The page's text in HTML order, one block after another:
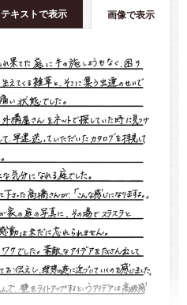
画像で表示
テキストで表示